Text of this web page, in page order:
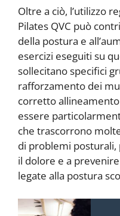
Oltre a ciò, l’utilizzo
Pilates QVC può
della postura e
esercizi eseguiti su
sollecitano specifici
rafforzamento dei
corretto
essere
che trascorrono
di problemi
il dolore e a
legate alla postura